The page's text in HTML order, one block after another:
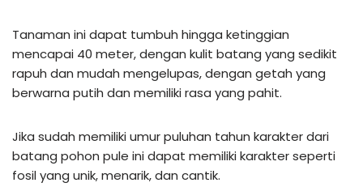
Tanaman ini dapat tumbuh hingga ketinggian
mencapai 40 meter, dengan kulit batang yang sedikit
rapuh dan mudah mengelupas, dengan getah yang
berwarna putih dan memiliki rasa yang pahit.
Jika sudah memiliki umur puluhan tahun karakter dari
batang pohon pule ini dapat memiliki karakter seperti
fosil yang unik, menarik, dan cantik.